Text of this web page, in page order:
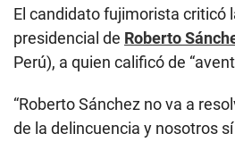
El candidato fujimorista criticó
presidencial de Roberto
Perú), a quien calificó de
“Roberto Sánchez no va a
de la delincuencia y nosotros